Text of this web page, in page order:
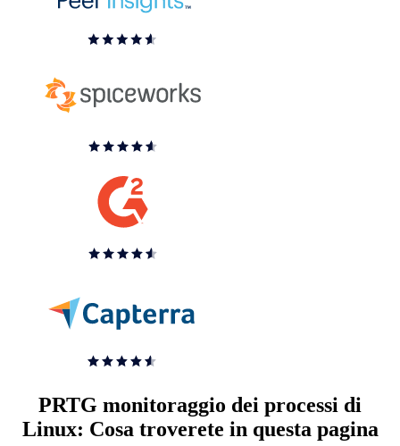
PRTG monitoraggio dei processi di
Linux: Cosa troverete in questa pagina